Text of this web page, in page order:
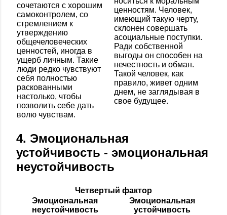
сочетаются с хорошим
самоконтролем, со
стремлением к
утверждению
общечеловеческих
ценностей, иногда в
ущерб личным. Такие
люди редко чувствуют
себя полностью
раскованными
настолько, чтобы
позволить себе дать
волю чувствам.
ценностям. Человек,
имеющий такую черту,
склонен совершать
асоциальные поступки.
Ради собственной
выгоды он способен на
нечестность и обман.
Такой человек, как
правило, живет одним
днем, не заглядывая в
свое будущее.
4. Эмоциональная
устойчивость - эмоциональная
неустойчивость
Четвертый фактор
Эмоциональная
неустойчивость
Эмоциональная
устойчивость